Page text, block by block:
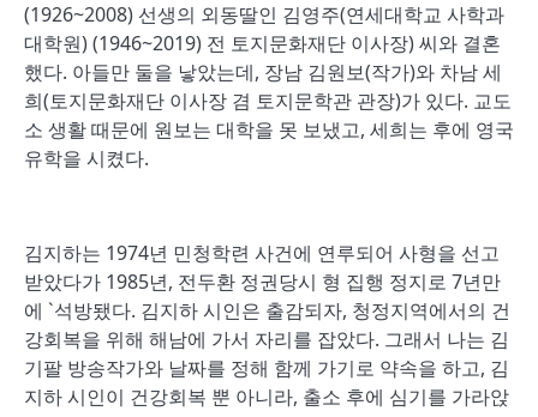
(1926~2008) 선생의 외동딸인 김영주(연세대학교 사학과
대학원) (1946~2019) 전 토지문화재단 이사장) 씨와 결혼
했다. 아들만 둘을 낳았는데, 장남 김원보(작가)와 차남 세
희(토지문화재단 이사장 겸 토지문학관 관장)가 있다. 교도
소 생활 때문에 원보는 대학을 못 보냈고, 세희는 후에 영국
유학을 시켰다.
김지하는 1974년 민청학련 사건에 연루되어 사형을 선고
받았다가 1985년, 전두환 정권당시 형 집행 정지로 7년만
에 `석방됐다. 김지하 시인은 출감되자, 청정지역에서의 건
강회복을 위해 해남에 가서 자리를 잡았다. 그래서 나는 김
기팔 방송작가와 날짜를 정해 함께 가기로 약속을 하고, 김
지하 시인이 건강회복 뿐 아니라, 출소 후에 심기를 가라앉